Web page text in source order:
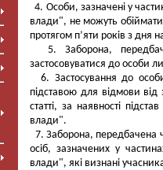
4. Особи, зазначені у
влади", не можуть
протягом п’яти років з дня
5. Заборона,
застосовуватися до особи
6. Застосування до
підставою для відмови від
статті, за наявності
влади".
7. Заборона, передбачена
осіб, зазначених у
влади", які визнані